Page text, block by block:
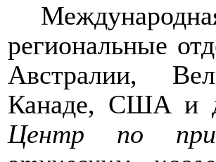
региональные
Австралии,
Канаде, США и
Центр по